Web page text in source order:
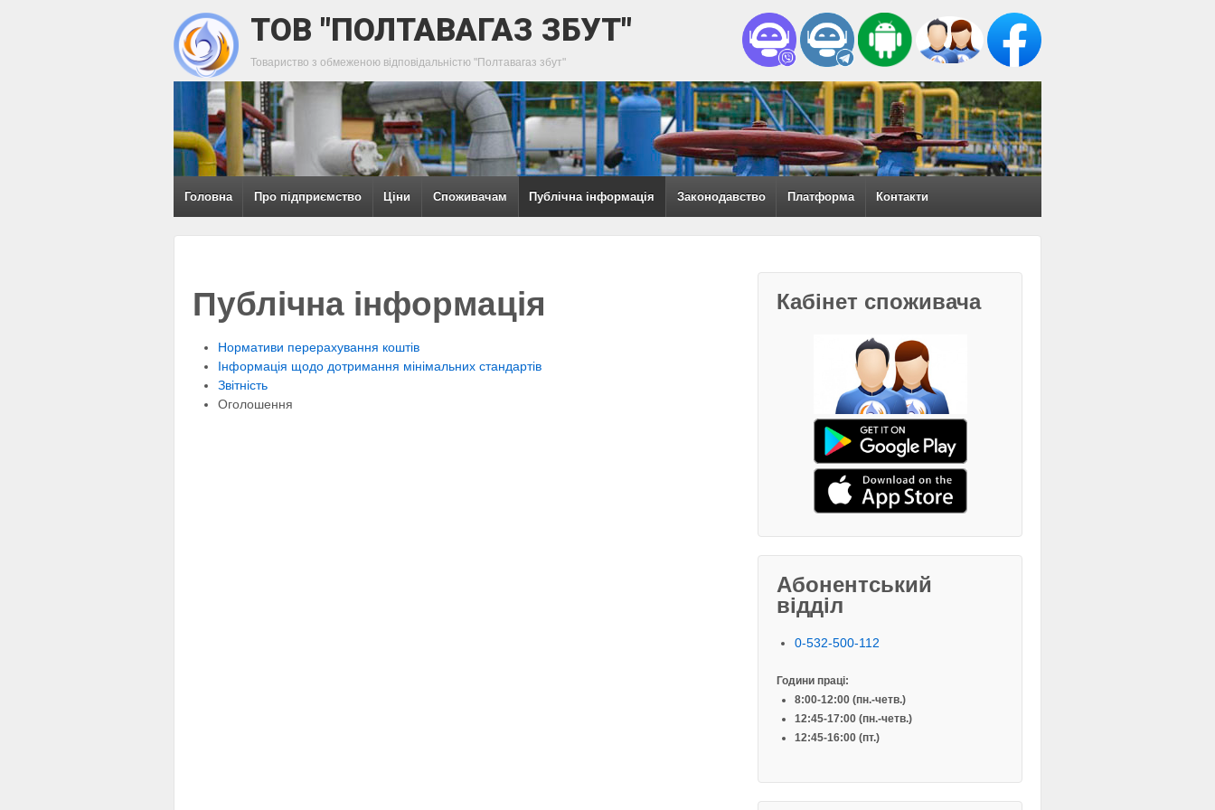
ТОВ "ПОЛТАВАГАЗ ЗБУТ"
Товариство з обмеженою відповідальністю "Полтавагаз збут"
Головна Про підприємство Ціни Споживачам Публічна інформація Законодавство Платформа Контакти
Публічна інформація
Нормативи перерахування коштів
Інформація щодо дотримання мінімальних стандартів
Звітність
Оголошення
Кабінет споживача
Абонентський
відділ
0-532-500-112
Години праці:
8:00-12:00 (пн.-четв.)
12:45-17:00 (пн.-четв.)
12:45-16:00 (пт.)